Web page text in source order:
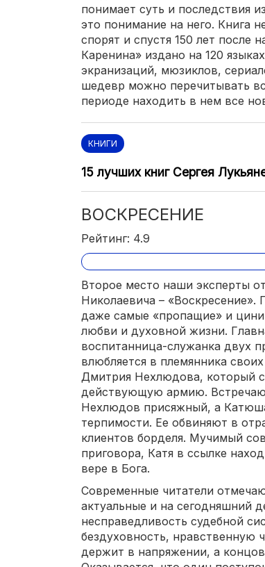
понимает суть и последствия
это понимание на него. Книга
спорят и спустя 150 лет после
Каренина» издано на 120
экранизаций, мюзиклов,
шедевр можно перечитывать
периоде находить в нем все
КНИГИ
15 лучших книг Сергея
ВОСКРЕСЕНИЕ
Рейтинг: 4.9
Второе место наши эксперты
Николаевича – «Воскресение».
даже самые «пропащие» и
любви и духовной жизни.
воспитанница-служанка двух
влюбляется в племянника
Дмитрия Нехлюдова, который
действующую армию.
Нехлюдов присяжный, а
терпимости. Ее обвиняют в
клиентов борделя. Мучимый
приговора, Катя в ссылке
вере в Бога.
Современные читатели
актуальные и на сегодняшний
несправедливость судебной
бездуховность, нравственную
держит в напряжении, а